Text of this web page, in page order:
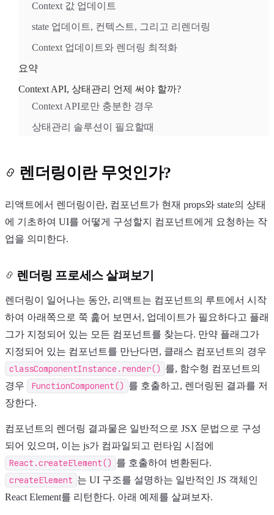
Context 값 업데이트
state 업데이트, 컨텍스트, 그리고 리렌더링
Context 업데이트와 렌더링 최적화
요약
Context API, 상태관리 언제 써야 할까?
Context API로만 충분한 경우
상태관리 솔루션이 필요할때
렌더링이란 무엇인가?
리액트에서 렌더링이란, 컴포넌트가 현재 props와 state의 상태
에 기초하여 UI를 어떻게 구성할지 컴포넌트에게 요청하는 작
업을 의미한다.
렌더링 프로세스 살펴보기
렌더링이 일어나는 동안, 리액트는 컴포넌트의 루트에서 시작
하여 아래쪽으로 쭉 훑어 보면서, 업데이트가 필요하다고 플래
그가 지정되어 있는 모든 컴포넌트를 찾는다. 만약 플래그가
지정되어 있는 컴포넌트를 만난다면, 클래스 컴포넌트의 경우
classComponentInstance.render() 를, 함수형 컴포넌트의
경우
FunctionComponent() 를 호출하고, 렌더링된 결과를 저
장한다.
컴포넌트의 렌더링 결과물은 일반적으로 JSX 문법으로 구성
되어 있으며, 이는 js가 컴파일되고 런타임 시점에
React.createElement() 를 호출하여 변환된다.
createElement 는 UI 구조를 설명하는 일반적인 JS 객체인
React Element를 리턴한다. 아래 예제를 살펴보자.